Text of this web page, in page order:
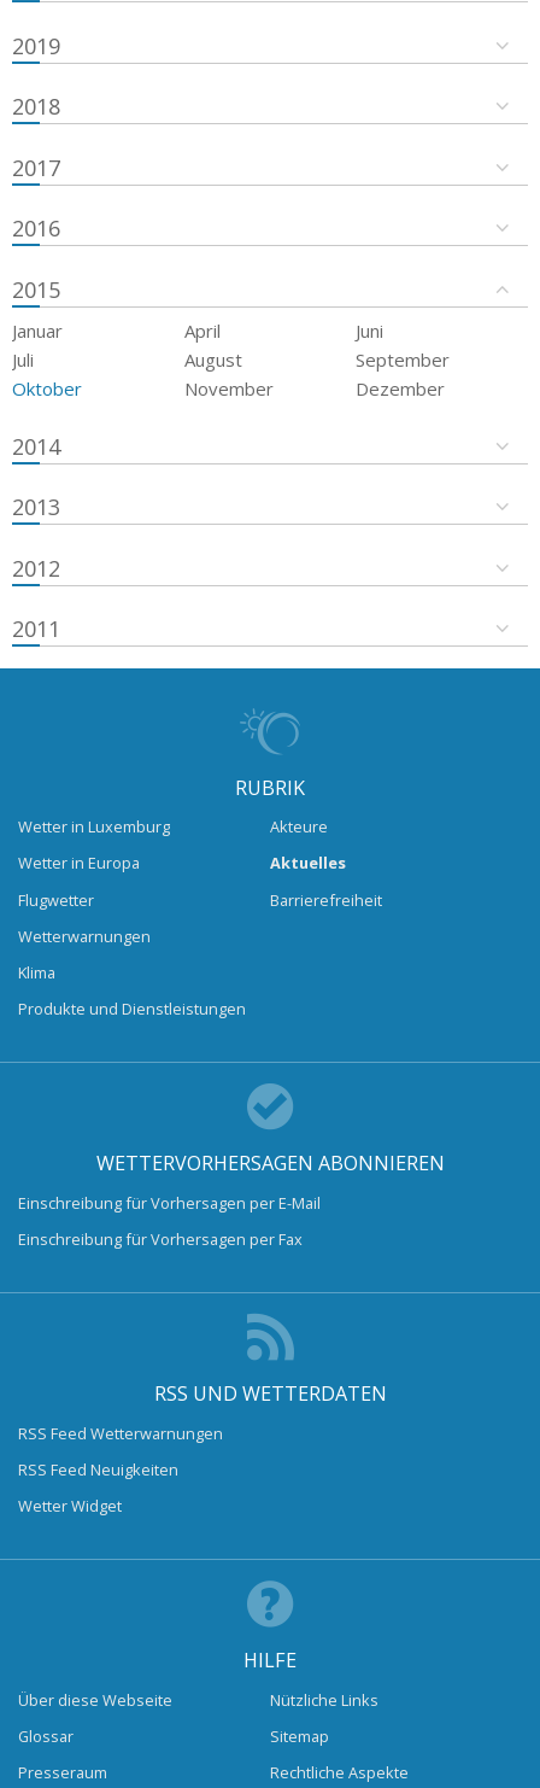
2019
2018
2017
2016
2015
Januar April
Juni
Juli
August
September
Oktober
November Dezember
2014
2013
2012
2011
RUBRIK
Wetter in Luxemburg
Wetter in Europa
Flugwetter
Wetterwarnungen
Klima
Produkte und Dienstleistungen
Akteure
Aktuelles
Barrierefreiheit
WETTERVORHERSAGEN ABONNIEREN
Einschreibung für Vorhersagen per E-Mail
Einschreibung für Vorhersagen per Fax
RSS UND WETTERDATEN
RSS Feed Wetterwarnungen
RSS Feed Neuigkeiten
Wetter Widget
HILFE
Über diese Webseite
Glossar
Presseraum
Nützliche Links
Sitemap
Rechtliche Aspekte